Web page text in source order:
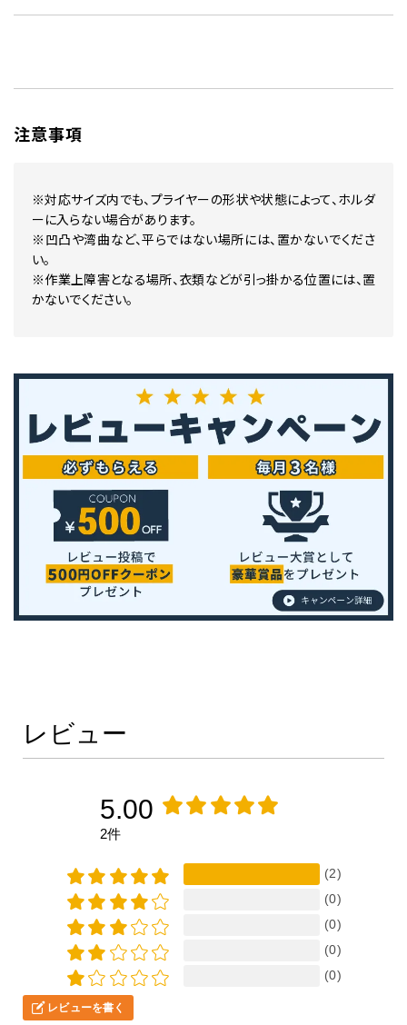
注意事項
※対応サイズ内でも、プライヤーの形状や状態によって、ホルダ
ーに入らない場合があります。
※凹凸や湾曲など、平らではない場所には、置かないでくださ
い。
※作業上障害となる場所、衣類などが引っ掛かる位置には、置
かないでください。
レビュー
5.00
2件
(2)
(0)
(0)
(0)
(0)
レビューを書く